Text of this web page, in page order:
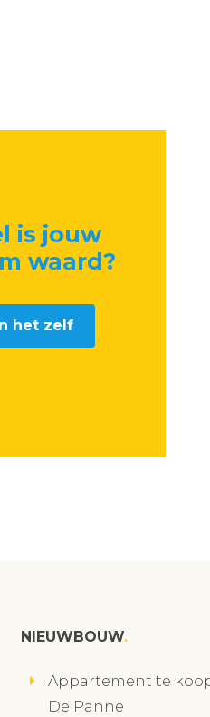
is jouw
waard?
het zelf
NIEUWBOUW
Appartement te
De Panne